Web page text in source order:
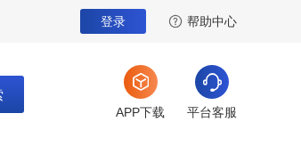
登录 帮助中心
APP下载 平台客服